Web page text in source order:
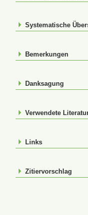
Systematische
Bemerkungen
Danksagung
Verwendete
Links
Zitiervorschlag